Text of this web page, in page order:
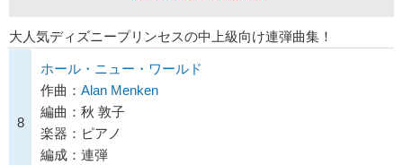
大人気ディズニープリンセスの中上級向け連弾曲集！
8
ホール・ニュー・ワールド
作曲： Alan Menken
編曲：秋 敦子
楽器：ピアノ
編成：連弾